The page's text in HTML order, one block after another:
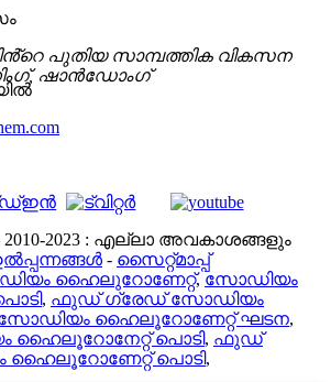
പുതിയ സാമ്പത്തിക വികസന
ഷാൻഡോംഗ്
2023 : എല്ലാ അവകാശങ്ങളും
- സൈറ്റ്മാപ്പ്
ഹൈലുറോണേറ്റ്, സോഡിയം
, ഫുഡ് ഗ്രേഡ് സോഡിയം
ഹൈലൂറോണേറ്റ് ഘടന,
ഹൈലൂറോനേറ്റ് പൊടി, ഫുഡ്
ഹൈലൂറോണേറ്റ് പൊടി,